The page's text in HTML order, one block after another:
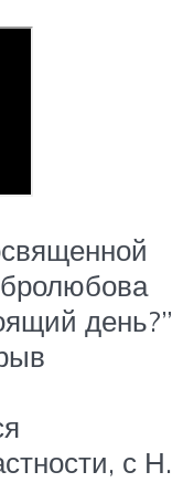
день?”
с Н.